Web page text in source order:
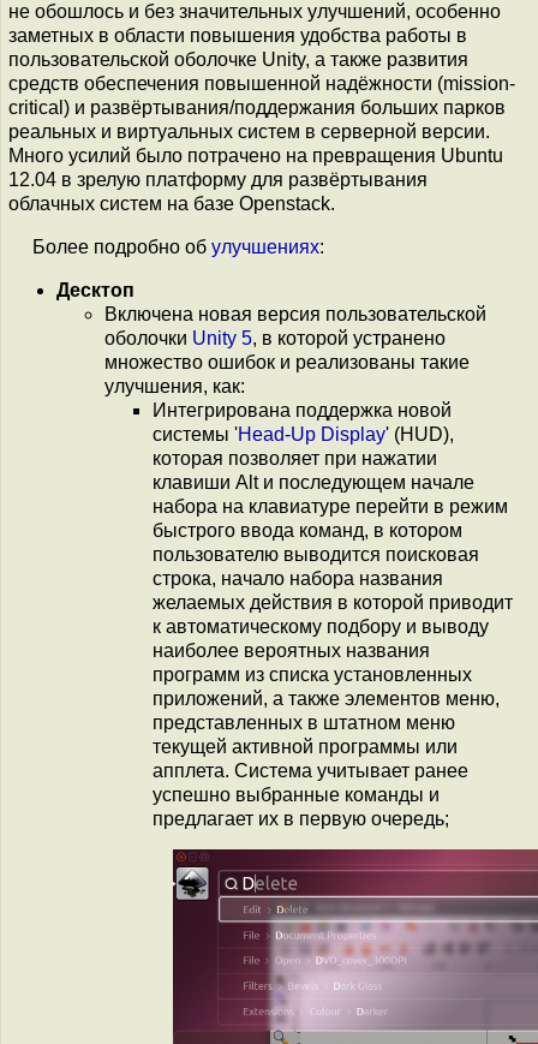
не обошлось и без значительных улучшений, особенно
заметных в области повышения удобства работы в
пользовательской оболочке Unity, а также развития
средств обеспечения повышенной надёжности (mission-
critical) и развёртывания/поддержания больших парков
реальных и виртуальных систем в серверной версии.
Много усилий было потрачено на превращения Ubuntu
12.04 в зрелую платформу для развёртывания
облачных систем на базе Openstack.
Более подробно об улучшениях:
Десктоп
Включена новая версия пользовательской
оболочки Unity 5, в которой устранено
множество ошибок и реализованы такие
улучшения, как:
Интегрирована поддержка новой
системы 'Head-Up Display' (HUD),
которая позволяет при нажатии
клавиши Alt и последующем начале
набора на клавиатуре перейти в режим
быстрого ввода команд, в котором
пользователю выводится поисковая
строка, начало набора названия
желаемых действия в которой приводит
к автоматическому подбору и выводу
наиболее вероятных названия
программ из списка установленных
приложений, а также элементов меню,
представленных в штатном меню
текущей активной программы или
апплета. Система учитывает ранее
успешно выбранные команды и
предлагает их в первую очередь;